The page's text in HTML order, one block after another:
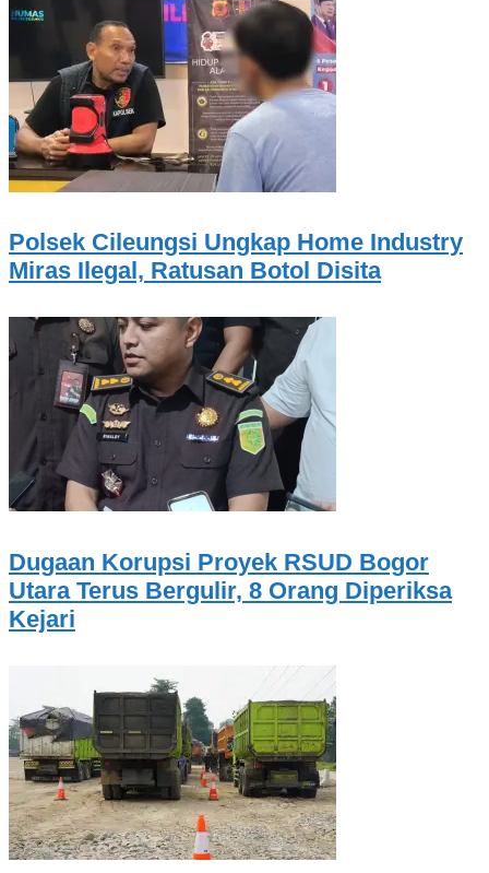
Polsek Cileungsi Ungkap Home Industry
Miras Ilegal, Ratusan Botol Disita
Dugaan Korupsi Proyek RSUD Bogor
Utara Terus Bergulir, 8 Orang Diperiksa
Kejari